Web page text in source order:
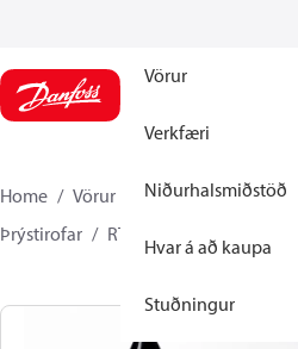
Vörur
Verkfæri
Niðurhalsmiðstöð
Hvar á að kaupa
Stuðningur
Home Vörur Climate Solutions
Þrýstirofar
RT 017-528266